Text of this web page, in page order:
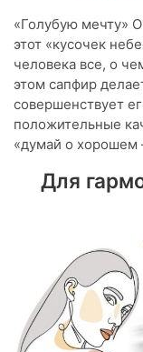
«Голубую мечту»
этот «кусочек
человека все, о
этом сапфир
совершенствует
положительные
«думай о хорошем
Для